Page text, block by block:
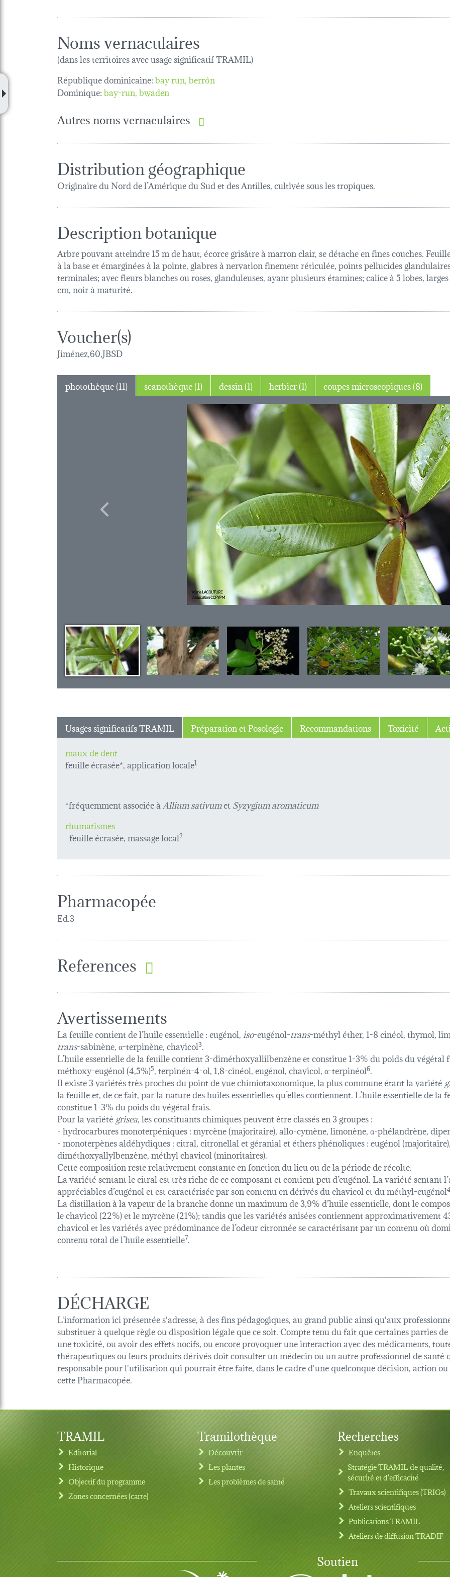
Noms vernaculaires
(dans les territoires avec usage significatif TRAMIL)
République dominicaine:bay run, berrón
Dominique:bay-run bwaden
Autres noms vernaculaires
Distribution géographique
Originaire du Nord de l’Amérique du Sud et des Antilles, cultivée sous les tropiques.
Description botanique
Arbre pouvant atteindre 15 m de haut, écorce grisâtre à marron clair, se détache en fines couches.
à la base et émarginées à la pointe, glabres à nervation finement réticulée, points pellucides
terminales; avec fleurs blanches ou roses, glanduleuses, ayant plusieurs étamines; calice à 5 lobes,
cm, noir à maturité.
Voucher(s)
Jiménez,60,JBSD
photothèque (11) scanothèque (1) dessin (1) herbier (1) coupes microscopiques (8)
Previous
Usages significatifs TRAMIL Préparation et Posologie Recommandations Toxicité
maux de dent
feuille écrasée*, applicationlocale1
*fréquemment associée à Allium sativumetSyzygium aromaticum
rhumatismes
feuille écrasée, massage local2
Pharmacopée
Ed.3
References
Avertissements
La feuille contient de l’huile essentielle : eugénol, iso-eugénol-trans-méthyl éther, 1-8 cinéol, thymol,
trans-sabinène, α-terpinène, chavicol3.
L’huile essentielle de la feuille contient 3-diméthoxyallilbenzène et constitue 1-3% du poids du végétal
méthoxy-eugénol (4,5%)5, terpinén-4-ol, 1,8-cinéol, eugénol, chavicol, α-terpinéol6.
Il existe 3 variétés très proches du point de vue chimiotaxonomique, la plus commune étant la variété
la feuille et, de ce fait, par la nature des huiles essentielles qu’elles contiennent. L’huile essentielle de
constitue 1-3% du poids du végétal frais.
Pour la variété grisea, les constituants chimiques peuvent être classés en 3 groupes :
- hydrocarbures monoterpéniques : myrcène (majoritaire), allo-cymène, limonène, α-phélandrène,
- monoterpènes aldéhydiques : citral, citronellal et géranial et éthers phénoliques : eugénol
diméthoxyallylbenzène, méthyl chavicol (minoritaires).
Cette composition reste relativement constante en fonction du lieu ou de la période de récolte.
La variété sentant le citral est très riche de ce composant et contient peu d’eugénol. La variété sentant
appréciables d’eugénol et est caractérisée par son contenu en dérivés du chavicol et du méthyl-eugénol
La distillation à la vapeur de la branche donne un maximum de 3,9% d’huile essentielle, dont le
le chavicol (22%) et le myrcène (21%); tandis que les variétés anisées contiennent approximativement
chavicol et les variétés avec prédominance de l’odeur citronnée se caractérisant par un contenu où
contenu total de l’huile essentielle7.
DÉCHARGE
L'information ici présentée s'adresse, à des fins pédagogiques, au grand public ainsi qu'aux
substituer à quelque règle ou disposition légale que ce soit. Compte tenu du fait que certaines parties
une toxicité, ou avoir des effets nocifs, ou encore provoquer une interaction avec des médicaments,
thérapeutiques ou leurs produits dérivés doit consulter un médecin ou un autre professionnel de
responsable pour l'utilisation qui pourrait être faite, dans le cadre d'une quelconque décision, action
cette Pharmacopée.
Footer menu
TRAMIL
Editorial
Historique
Objectif du programme
Zones concernées (carte)
Tramilothèque
Découvrir
Les plantes
Les problèmes de santé
Recherches
Enquêtes
Stratégie TRAMIL de qualité,
sécurité et d'efficacité
Travaux scientifiques (TRIGs)
Ateliers scientifiques
Publications TRAMIL
Ateliers de diffusion TRADIF
Soutien